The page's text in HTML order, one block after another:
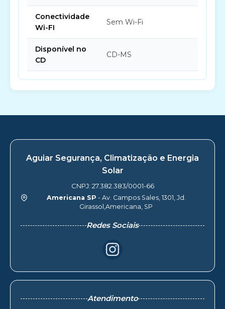
Conectividade
Wi-FI
Sem Wi-Fi
Disponível no
CD
CD-MS
Aguiar Segurança, Climatização e Energia
Solar
CNPJ: 27.382.383/0001-66
Americana SP - Av. Campos Sales, 1301, Jd.
Girassol,Americana, SP
Redes Sociais
Atendimento